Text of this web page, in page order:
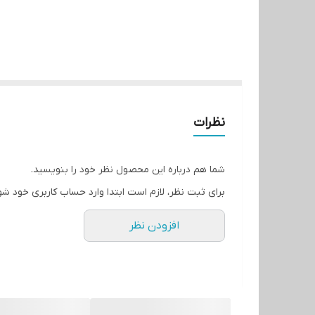
نظرات
شما هم درباره این محصول نظر خود را بنویسید.
برای ثبت نظر، لازم است ابتدا وارد حساب کاربری خود
افزودن نظر